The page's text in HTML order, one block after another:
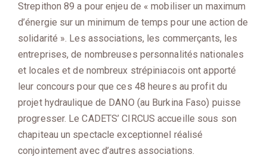
Strepithon 89 a pour enjeu de « mobiliser un maximum
d’énergie sur un minimum de temps pour une action de
solidarité ». Les associations, les commerçants, les
entreprises, de nombreuses personnalités nationales
et locales et de nombreux strépiniacois ont apporté
leur concours pour que ces 48 heures au profit du
projet hydraulique de DANO (au Burkina Faso) puisse
progresser. Le CADETS’ CIRCUS accueille sous son
chapiteau un spectacle exceptionnel réalisé
conjointement avec d’autres associations.